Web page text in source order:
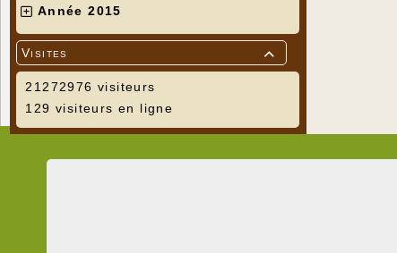
Année 2015

Visites
21272976 visiteurs
129 visiteurs en ligne